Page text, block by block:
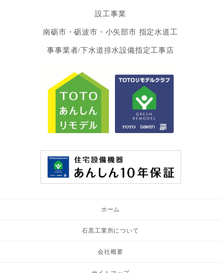
設工事業
南砺市・砺波市・小矢部市 指定水道工
事事業者/下水道排水設備指定工事店
ホーム
石黒工業所について
会社概要